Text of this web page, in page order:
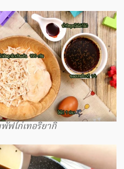
ฟไก่เทอริยากิ